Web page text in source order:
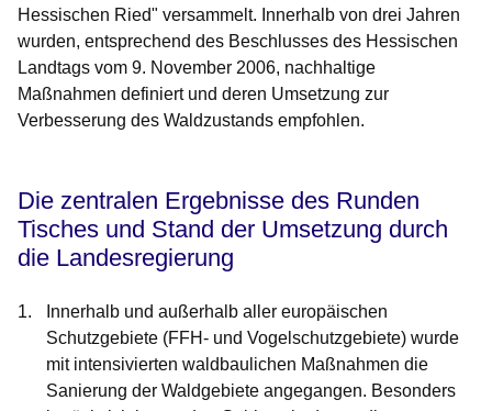
Hessischen Ried" versammelt. Innerhalb von drei Jahren
wurden, entsprechend des Beschlusses des Hessischen
Landtags vom 9. November 2006, nachhaltige
Maßnahmen definiert und deren Umsetzung zur
Verbesserung des Waldzustands empfohlen.
Die zentralen Ergebnisse des Runden
Tisches und Stand der Umsetzung durch
die Landesregierung
Innerhalb und außerhalb aller europäischen
Schutzgebiete (FFH- und Vogelschutzgebiete) wurde
mit intensivierten waldbaulichen Maßnahmen die
Sanierung der Waldgebieteangegangen. Besonders